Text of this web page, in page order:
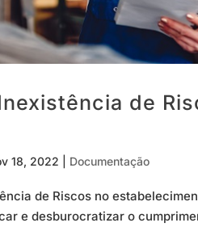
de
18, 2022 Documentação
de Riscos no
e desburocratizar o